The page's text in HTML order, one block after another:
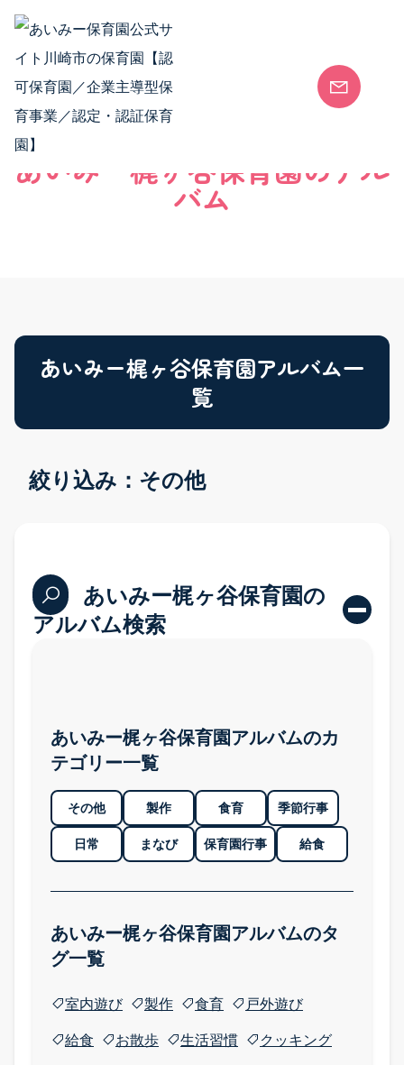
Skip to content
安全安心な保育園
安全安心な保育園 TOP
安全安心な保育環境
各園のご案内
あいみー梶ヶ谷保育園のアル
バム
あいみー梶ヶ谷保育園アルバム一
覧
絞り込み：その他
あいみー梶ヶ谷保育園の
アルバム検索
あいみー梶ヶ谷保育園アルバムのカ
テゴリー一覧
その他 製作 食育 季節行事
日常 まなび 保育園行事 給食
あいみー梶ヶ谷保育園アルバムのタ
グ一覧
室内遊び 製作 食育
戸外遊び
給食
お散歩 生活習慣
クッキング